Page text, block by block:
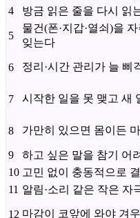
4
방금 읽은 줄을 다시 읽
5
물건(폰·지갑·열쇠)을
잊는다
6 정리·시간 관리가 늘 삐
7 시작한 일을 못 맺고 새
8 가만히 있으면 몸이든
9
하고 싶은 말을 참기 어
10 고민 없이 충동적으로
11 알림·소리 같은 작은 자
12 마감이 코앞에 와야 겨